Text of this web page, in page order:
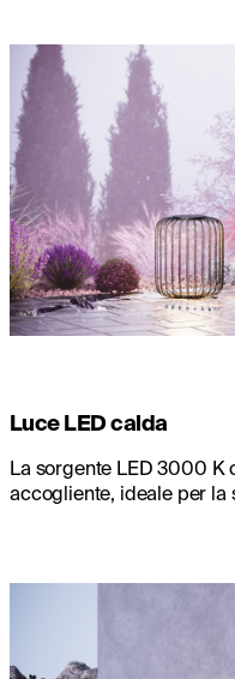
Luce LED calda
La sorgente LED 3000 K
accogliente, ideale per la